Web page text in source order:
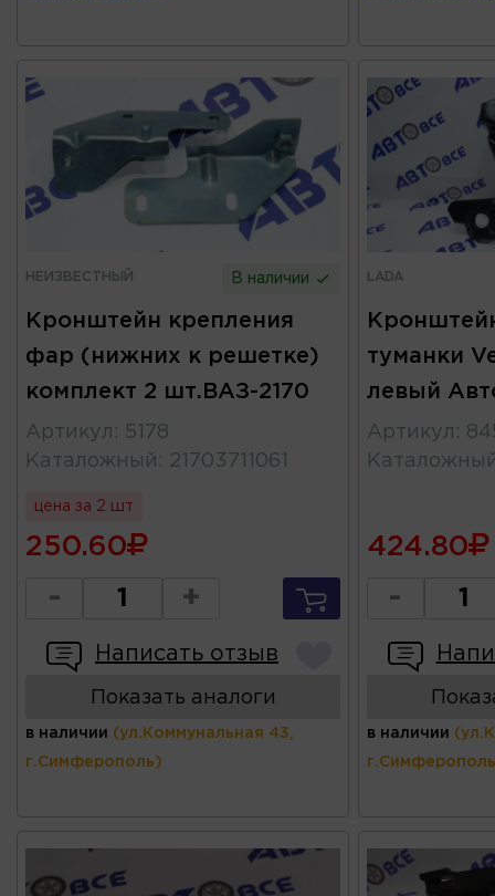
НЕИЗВЕСТНЫЙ В наличии
Кронштейн крепления
фар (нижних к решетке)
комплект 2 шт.ВАЗ-2170
Артикул : 5178
Каталожный : 21703711061
цена за 2 шт
250.60
- +
Написать отзыв
Показать аналоги
в наличии (ул.Коммунальная 43,
г.Симферополь)
LADA
туманки
левый
Артикул :
424.80
-
в наличии